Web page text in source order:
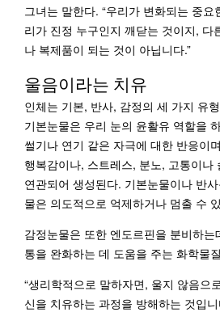
그녀는 말한다. “우리가 변화되는 중
리가 진정 누구인지 깨닫는 것이지, 다
나 복제품이 되는 것이 아닙니다.”
울음이라는 치유
인체는 기본, 반사, 감정의 세 가지 유
기본눈물은 우리 눈의 윤활유 역할을
썰기나 연기 같은 자극에 대한 반응이
행복감이나, 스트레스, 분노, 고통이나
연관되어 생성된다. 기본눈물이나 반
물은 의도적으로 억제하거나 멈출 수
감정눈물은 또한 엔도르핀을 분비하는
통을 완화하는 데 도움을 주는 화학물
“생리학적으로 말하자면, 울지 않음으
신을 치유하는 과정을 방해하는 것입니